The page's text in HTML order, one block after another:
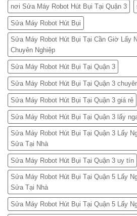
nơi Sửa Máy Robot Hút Bụi Tại Quận 3
Sửa Máy Robot Hút Bụi
Sửa Máy Robot Hút Bụi Tại Cần Giờ Lấy
Chuyên Nghiệp
Sửa Máy Robot Hút Bụi Tại Quận 3
Sửa Máy Robot Hút Bụi Tại Quận 3
Sửa Máy Robot Hút Bụi Tại Quận 3 giá rẻ
Sửa Máy Robot Hút Bụi Tại Quận 3 lấy
Sửa Máy Robot Hút Bụi Tại Quận 3 Lấy
Sửa Tại Nhà
Sửa Máy Robot Hút Bụi Tại Quận 3 uy tín
Sửa Máy Robot Hút Bụi Tại Quận 5 Lấy
Sửa Tại Nhà
Sửa Máy Robot Hút Bụi Tại Quận 5 Lấy